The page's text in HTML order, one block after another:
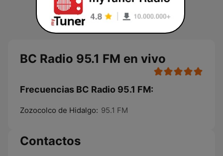
BC Radio 95.1 FM en vivo
Frecuencias BC Radio 95.1 FM:
Zozocolco de Hidalgo: 95.1 FM
Contactos